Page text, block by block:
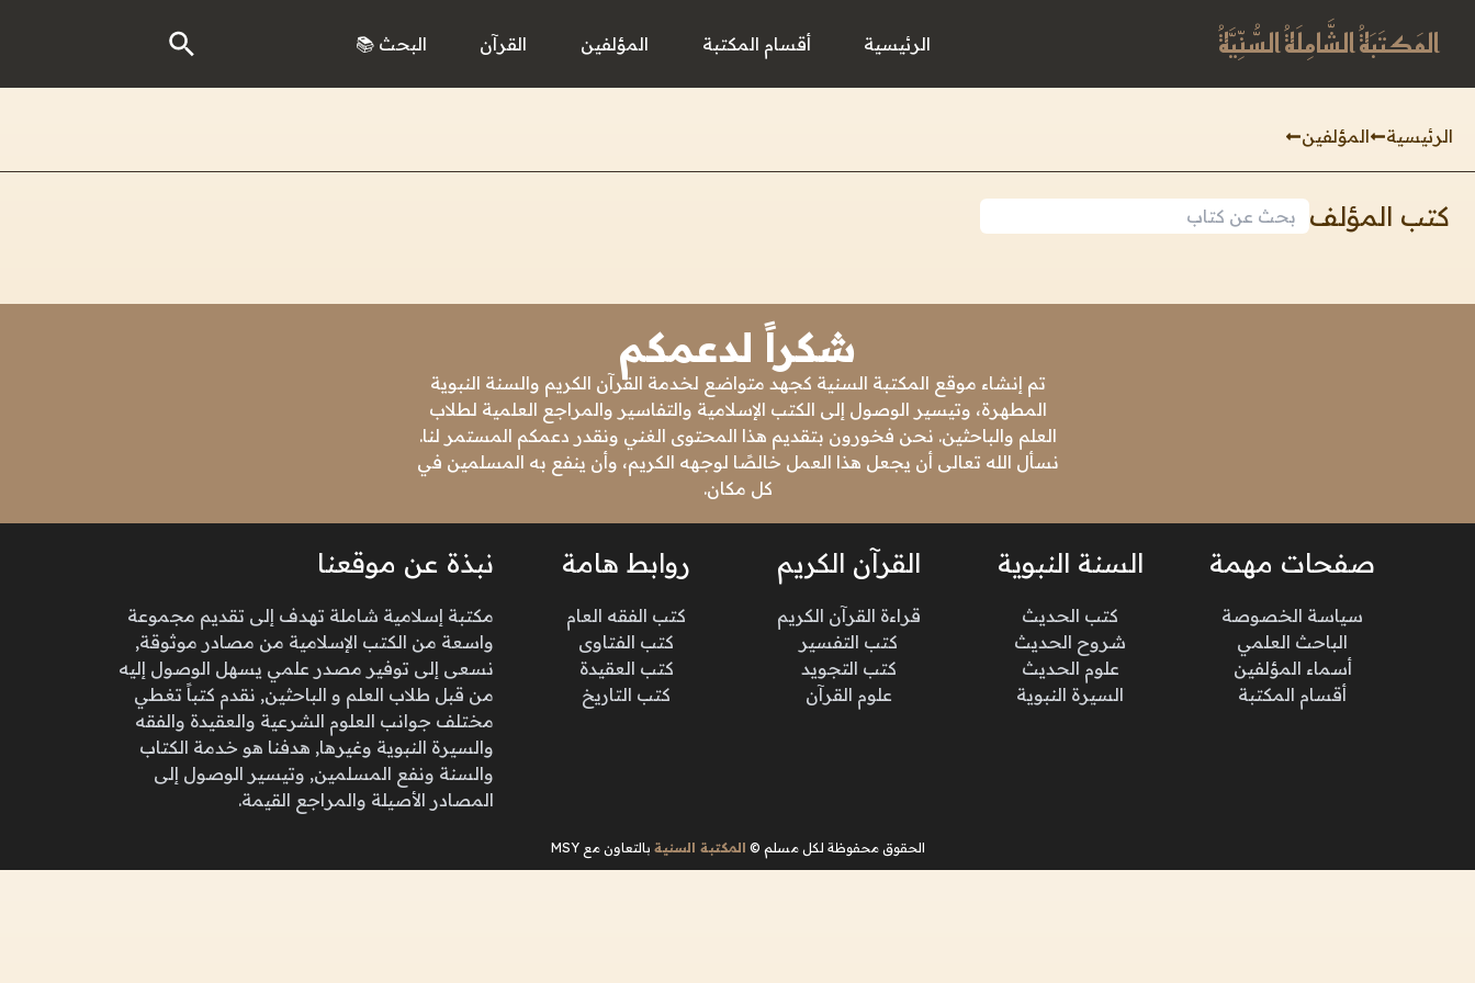
المَكتَبَةُ الشَّامِلَةُ السُّنِّيَّةُ الرئيسية أقسام المكتبة المؤلفين القرآن البحث 📚
الرئيسية المؤلفين
كتب المؤلف
شكراً لدعمكم
تم إنشاء موقع المكتبة السنية كجهد متواضع لخدمة القرآن الكريم والسنة النبوية
المطهرة، وتيسير الوصول إلى الكتب الإسلامية والتفاسير والمراجع العلمية لطلاب
العلم والباحثين. نحن فخورون بتقديم هذا المحتوى الغني ونقدر دعمكم المستمر لنا.
نسأل الله تعالى أن يجعل هذا العمل خالصًا لوجهه الكريم، وأن ينفع به المسلمين في
كل مكان.
صفحات مهمة
سياسة الخصوصة
الباحث العلمي
أسماء المؤلفين
أقسام المكتبة
السنة النبوية
كتب الحديث
شروح الحديث
علوم الحديث
السيرة النبوية
القرآن الكريم
قراءة القرآن الكريم
كتب التفسير
كتب التجويد
علوم القرآن
روابط هامة
كتب الفقه العام
كتب الفتاوى
كتب العقيدة
كتب التاريخ
نبذة عن موقعنا
مكتبة إسلامية شاملة تهدف إلى تقديم مجموعة
واسعة من الكتب الإسلامية من مصادر موثوقة,
نسعى إلى توفير مصدر علمي يسهل الوصول إليه
من قبل طلاب العلم و الباحثين, نقدم كتباً تغطي
مختلف جوانب العلوم الشرعية والعقيدة والفقه
والسيرة النبوية وغيرها, هدفنا هو خدمة الكتاب
والسنة ونفع المسلمين, وتيسير الوصول إلى
المصادر الأصيلة والمراجع القيمة.
الحقوق محفوظة لكل مسلم © المكتبة السنية بالتعاون مع MSY